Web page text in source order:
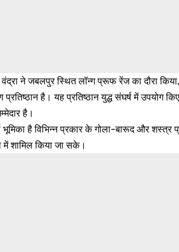
ने जबलपुर स्थित लॉन्ग प्रूफ रेंज का दौरा
है। यह प्रतिष्ठान युद्ध संघर्ष में उपयोग
है।
है विभिन्न प्रकार के गोला-बारूद और शस्त्र
में शामिल किया जा सके।